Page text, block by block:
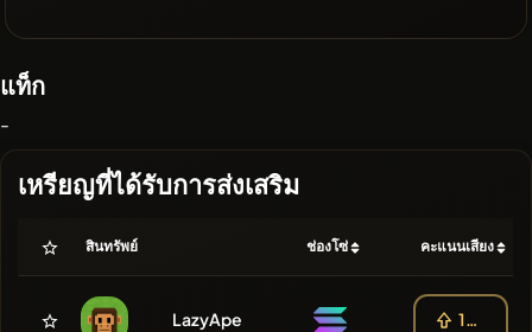
แท็ก
-
เหรียญที่ได้รับการส่งเสริม
สินทรัพย์ ช่องโซ่ คะแนนเสียง
LazyApe 100